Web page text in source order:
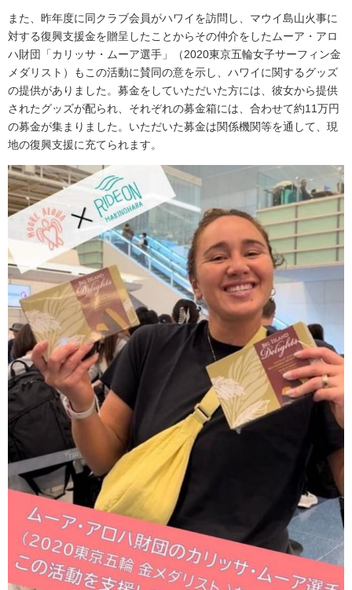
また、昨年度に同クラブ会員がハワイを訪問し、マウイ島山火事に
対する復興支援金を贈呈したことからその仲介をしたムーア・アロ
ハ財団「カリッサ・ムーア選手」（2020東京五輪女子サーフィン金
メダリスト）もこの活動に賛同の意を示し、ハワイに関するグッズ
の提供がありました。募金をしていただいた方には、彼女から提供
されたグッズが配られ、それぞれの募金箱には、合わせて約11万円
の募金が集まりました。いただいた募金は関係機関等を通して、現
地の復興支援に充てられます。